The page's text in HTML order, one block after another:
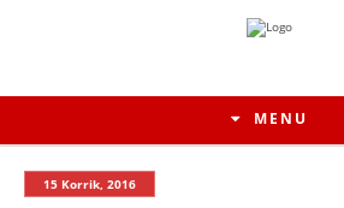
MENU
15 Korrik, 2016